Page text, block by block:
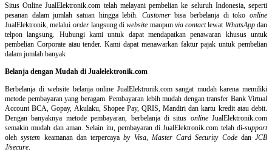
Situs Online JualElektronik.com telah melayani pembelian ke seluruh Indonesia, seperti
pesanan dalam jumlah satuan hingga lebih. Customerbisa berbelanja di tokoonline
JualElektronik, melalui orderlangsung diwebsite maupun via contactlewat WhatsAppdan
telpon langsung
Hubungi kami untuk dapat mendapatkan penawaran khusus untuk
pembelian Corporate atau tender. Kami dapat menawarkan faktur pajak untuk pembelian
dalam jumlah banyak
Belanja dengan Mudah di Jualelektronik.com
Berbelanja diwebsite belanja online JualElektronik.com sangat mudah karena memiliki
metode pembayaran yang beragam. Pembayaran lebih mudah dengan transfer Bank Virtual
Account BCA, Gopay, Akulaku, Shopee Pay, QRIS, Mandiri dan kartu kredit atau debit.
Dengan banyaknya metode pembayaran, berbelanja di situs onlineJualElektronik.com
semakin mudah dan aman. Selain itu, pembayaran di JualElektronik.com telah di-support
olehsystem keamanan dan terpercayaby Visa, Master Card Security Codedan JCB
J/secure